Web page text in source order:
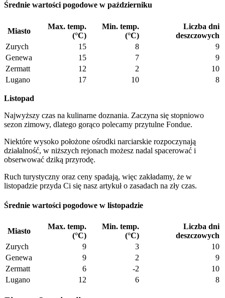
Średnie wartości pogodowe w październiku
Miasto
Max. temp.
(°C)
Min. temp.
(°C)
Liczba dni
deszczowych
Zurych
15 8
9
Genewa
15 7
9
Zermatt
12 2
10
Lugano
17 10 8
Listopad
Najwyższy czas na kulinarne doznania. Zaczyna się stopniowo
sezon zimowy, dlatego gorąco polecamy przytulne Fondue.
Niektóre wysoko położone ośrodki narciarskie rozpoczynają
działalność, w niższych rejonach możesz nadal spacerować i
obserwować dziką przyrodę.
Ruch turystyczny oraz ceny spadają, więc zakładamy, że w
listopadzie przyda Ci się nasz artykuł o zasadach na zły czas.
Średnie wartości pogodowe w listopadzie
Miasto
Max. temp.
(°C)
Min. temp.
(°C)
Liczba dni
deszczowych
Zurych
9 3
10
Genewa
9 2
9
Zermatt
6 -2
10
Lugano
12 6 8